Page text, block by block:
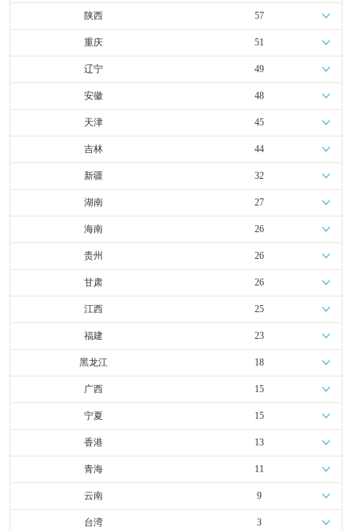
陕西 57
重庆 51
辽宁 49
安徽 48
天津 45
吉林 44
新疆 32
湖南 27
海南 26
贵州 26
甘肃 26
江西 25
福建 23
黑龙江 18
广西 15
宁夏 15
香港 13
青海 11
云南 9
台湾 3